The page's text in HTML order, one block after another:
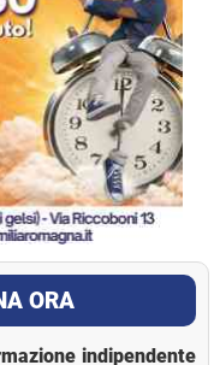
ORA
indipendente